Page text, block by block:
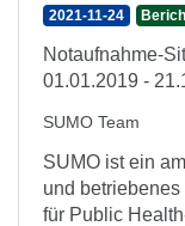
2021-11-24
Notaufnahme-
01.01.2019 -
SUMO Team
SUMO ist ein
und
für Public